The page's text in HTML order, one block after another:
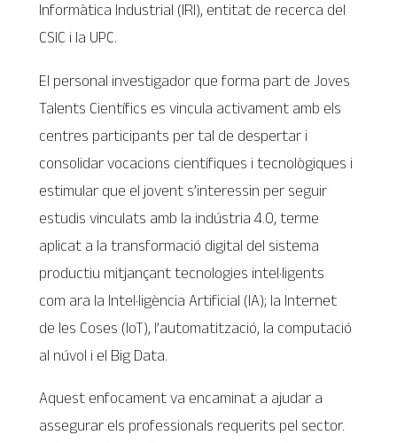
Informàtica Industrial (IRI), entitat de recerca del
CSIC i la UPC.
El personal investigador que forma part de Joves
Talents Científics es vincula activament amb els
centres participants per tal de despertar i
consolidar vocacions científiques i tecnològiques i
estimular que el jovent s’interessin per seguir
estudis vinculats amb la indústria 4.0, terme
aplicat a la transformació digital del sistema
productiu mitjançant tecnologies intel·ligents
com ara la Intel·ligència Artificial (IA); la Internet
de les Coses (IoT), l’automatització, la computació
al núvol i el Big Data.
Aquest enfocament va encaminat a ajudar a
assegurar els professionals requerits pel sector.